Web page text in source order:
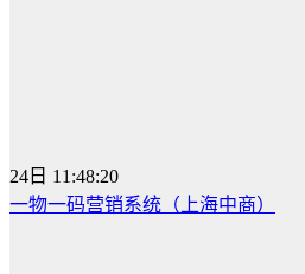
24日 11:48:20
一物一码营销系统（上海中商）